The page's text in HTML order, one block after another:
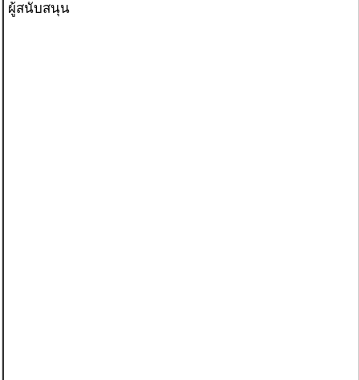
ผู้สนับสนุน